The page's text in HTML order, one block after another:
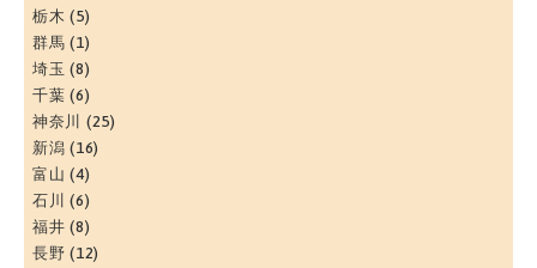
栃木 (5)
群馬 (1)
埼玉 (8)
千葉 (6)
神奈川
(25)
新潟 (16)
富山 (4)
石川 (6)
福井 (8)
長野 (12)